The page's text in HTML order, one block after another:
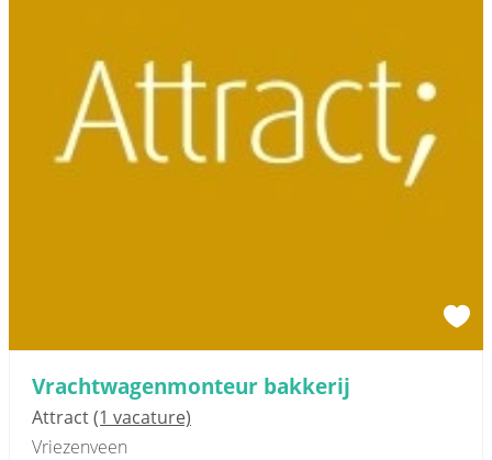
Vrachtwagenmonteur bakkerij
Attract(1 vacature)
Vriezenveen